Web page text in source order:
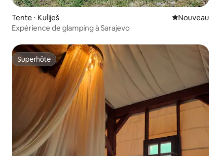
Tente ⋅ Kuliješ Nouvel
Nouveau
Expérience de glamping à Sarajevo
Superhôte
Superhôte